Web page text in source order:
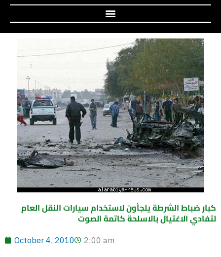
كبار ضباط الشرطة يلجأون لاستخدام سيارات النقل العام
لتفادي الاغتيال بالاسلحة كاتمة الصوت
October 4, 2010
2:00 am